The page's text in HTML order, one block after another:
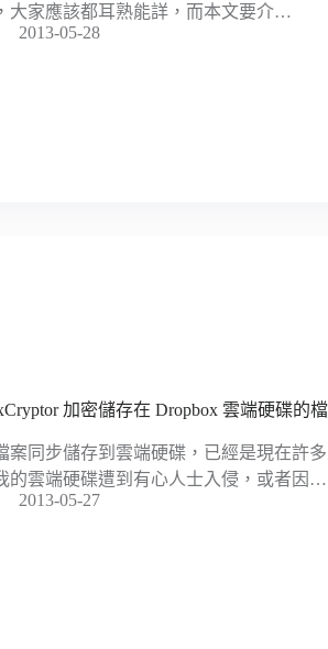
大家應該都耳熟能詳，而本文要介…
2013-05-28
加密儲存在 Dropbox 雲端硬碟的
案同步儲存到雲端硬碟，已經是現在許
的雲端硬碟遭到有心人士入侵，或者因…
2013-05-27